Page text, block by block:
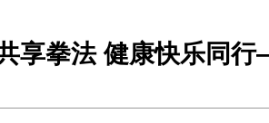
享拳法 健康快乐同